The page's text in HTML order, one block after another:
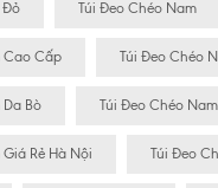
Đỏ Túi Đeo Chéo Nam
Cao Cấp Túi Đeo Chéo
Bò Túi Đeo Chéo
Rẻ Hà Nội Túi Đeo